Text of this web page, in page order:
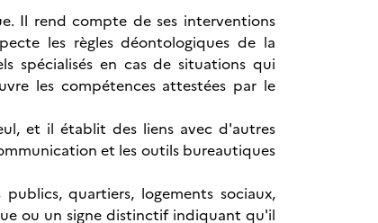
Il rend compte de ses interventions
les règles déontologiques de la
spécialisés en cas de situations qui
les compétences attestées par le
et il établit des liens avec d'autres
et les outils bureautiques
quartiers, logements sociaux,
ou un signe distinctif indiquant qu'il